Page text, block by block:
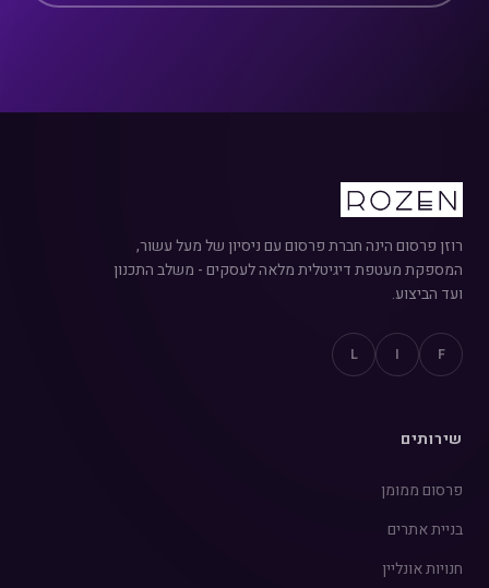
רוזן פרסום הינה חברת פרסום עם ניסיון של מעל עשור,
המספקת מעטפת דיגיטלית מלאה לעסקים - משלב התכנון
ועד הביצוע.
F
I
L
שירותים
פרסום ממומן
בניית אתרים
חנויות אונליין